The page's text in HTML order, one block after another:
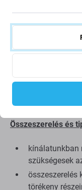
Minőség:
alkatrész
anyagok szerint
másolata, és az
minimális
minőségben vagy
megtudni a
részletesebben a
Összeszerelés és
kínálatunkban
szükségesek
összeszerelés
törékeny